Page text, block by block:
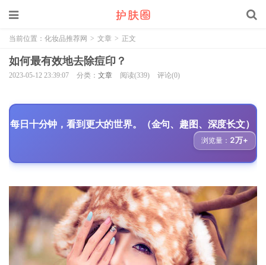
当前位置： 化妆品推荐网 > 文章 > 正文
如何最有效地去除痘印？
2023-05-12 23:39:07 分类： 文章 阅读(339) 评论(0)
每日十分钟，看到更大的世界。（金句、趣图、深度长文）
浏览量： 2万+